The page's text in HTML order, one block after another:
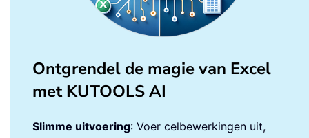
Ontgrendel de magie van Excel
met KUTOOLS AI
Slimme uitvoering: Voer celbewerkingen uit,